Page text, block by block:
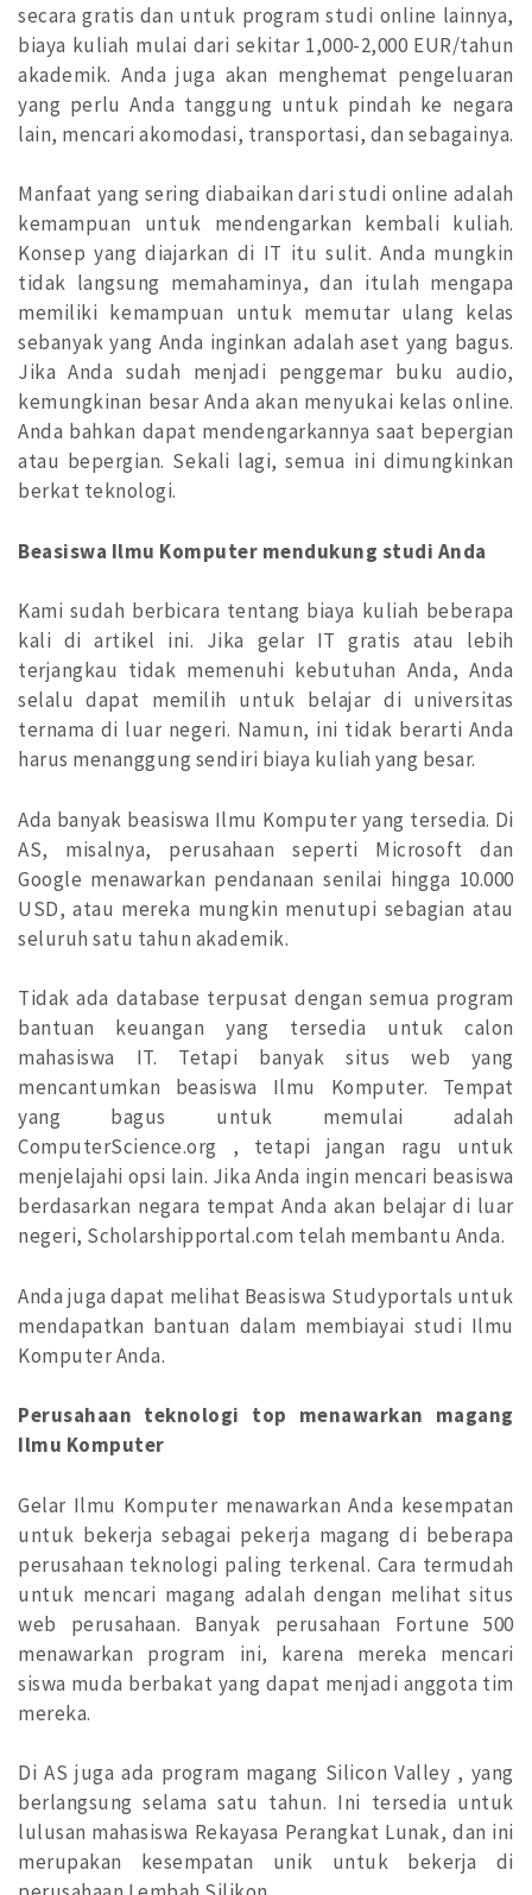
secara gratis dan untuk program studi online lainnya,
biaya kuliah mulai dari sekitar 1,000-2,000 EUR/tahun
akademik. Anda juga akan menghemat pengeluaran
yang perlu Anda tanggung untuk pindah ke negara
lain, mencari akomodasi, transportasi, dan sebagainya.
Manfaat yang sering diabaikan dari studi online adalah
kemampuan untuk mendengarkan kembali kuliah.
Konsep yang diajarkan di IT itu sulit. Anda mungkin
tidak langsung memahaminya, dan itulah mengapa
memiliki kemampuan untuk memutar ulang kelas
sebanyak yang Anda inginkan adalah aset yang bagus.
Jika Anda sudah menjadi penggemar buku audio,
kemungkinan besar Anda akan menyukai kelas online.
Anda bahkan dapat mendengarkannya saat bepergian
atau bepergian. Sekali lagi, semua ini dimungkinkan
berkat teknologi.
Beasiswa Ilmu Komputer mendukung studi Anda
Kami sudah berbicara tentang biaya kuliah beberapa
kali di artikel ini. Jika gelar IT gratis atau lebih
terjangkau tidak memenuhi kebutuhan Anda, Anda
selalu dapat memilih untuk belajar di universitas
ternama di luar negeri. Namun, ini tidak berarti Anda
harus menanggung sendiri biaya kuliah yang besar.
Ada banyak beasiswa Ilmu Komputer yang tersedia. Di
AS, misalnya, perusahaan seperti Microsoft dan
Google menawarkan pendanaan senilai hingga 10.000
USD, atau mereka mungkin menutupi sebagian atau
seluruh satu tahun akademik.
Tidak ada database terpusat dengan semua program
bantuan keuangan yang tersedia untuk calon
mahasiswa IT. Tetapi banyak situs web yang
mencantumkan beasiswa Ilmu Komputer. Tempat
yang bagus untuk memulai adalah
ComputerScience.org , tetapi jangan ragu untuk
menjelajahi opsi lain. Jika Anda ingin mencari beasiswa
berdasarkan negara tempat Anda akan belajar di luar
negeri, Scholarshipportal.com telah membantu Anda.
Anda juga dapat melihat Beasiswa Studyportals untuk
mendapatkan bantuan dalam membiayai studi Ilmu
Komputer Anda.
Perusahaan teknologi top menawarkan magang
Ilmu Komputer
Gelar Ilmu Komputer menawarkan Anda kesempatan
untuk bekerja sebagai pekerja magang di beberapa
perusahaan teknologi paling terkenal. Cara termudah
untuk mencari magang adalah dengan melihat situs
web perusahaan. Banyak perusahaan Fortune 500
menawarkan program ini, karena mereka mencari
siswa muda berbakat yang dapat menjadi anggota tim
mereka.
Di AS juga ada program magang Silicon Valley , yang
berlangsung selama satu tahun. Ini tersedia untuk
lulusan mahasiswa Rekayasa Perangkat Lunak, dan ini
merupakan kesempatan unik untuk bekerja di